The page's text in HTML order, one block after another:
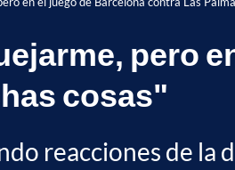
pero
cosas"
reacciones de la